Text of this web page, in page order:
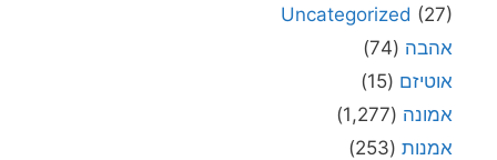
Uncategorized (27)
אהבה (74)
אוטיזם (15)
אמונה (1,277)
אמנות (253)